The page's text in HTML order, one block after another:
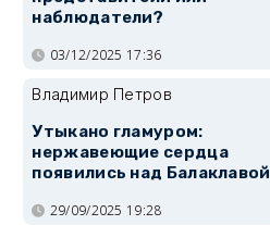
наблюдатели?
03/12/2025 17:36
Владимир Петров
Утыкано гламуром:
нержавеющие сердца
появились над Балаклавой
29/09/2025 19:28